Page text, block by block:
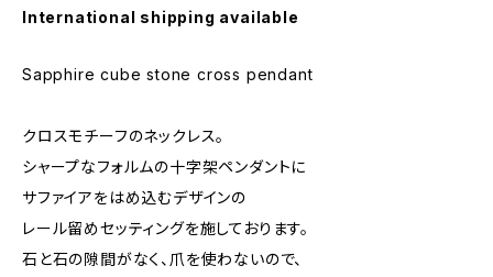
International shipping available
Sapphire cube stone cross pendant
クロスモチーフのネックレス。
シャープなフォルムの十字架ペンダントに
サファイアをはめ込むデザインの
レール留めセッティングを施しております。
石と石の隙間がなく、爪を使わないので、